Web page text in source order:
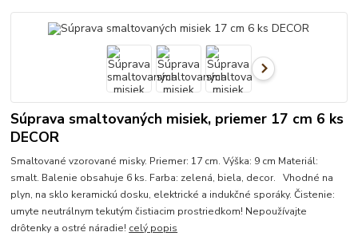
Súprava smaltovaných misiek, priemer 17 cm 6 ks
DECOR
Smaltované vzorované misky. Priemer: 17 cm. Výška: 9 cm Materiál:
smalt. Balenie obsahuje 6 ks. Farba: zelená, biela, decor. Vhodné na
plyn, na sklo keramickú dosku, elektrické a indukčné sporáky. Čistenie:
umyte neutrálnym tekutým čistiacim prostriedkom! Nepoužívajte
drôtenky a ostré náradie! celý popis